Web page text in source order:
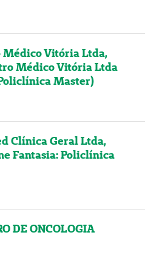
Médico Vitória Ltda,
Médico Vitória Ltda
Master)
Clínica Geral Ltda,
Fantasia: Policlínica
DE ONCOLOGIA